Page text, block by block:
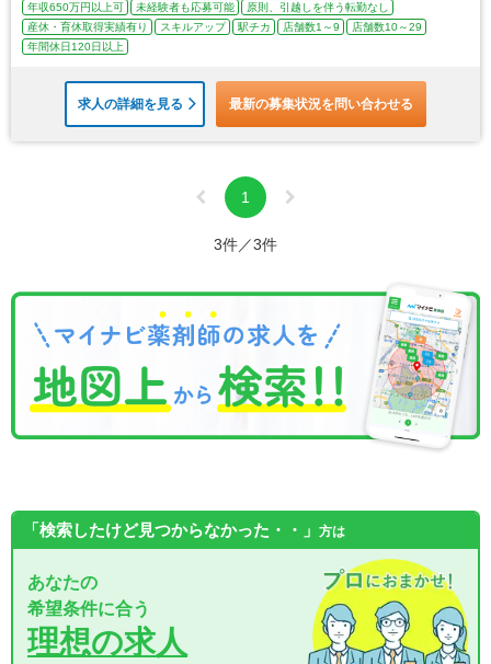
年収650万円以上可 未経験者も応募可能
原則、引越しを伴う転勤なし
産休・育休取得実績有り
スキルアップ 駅チカ 店舗数1～9
店舗数10～29
年間休日120日以上
求人の詳細を見る 最新の募集状況を問い合わせる
1
3件／3件
「検索したけど見つからなかった・・」 方は
あなたの
希望条件に合う
理想の求人